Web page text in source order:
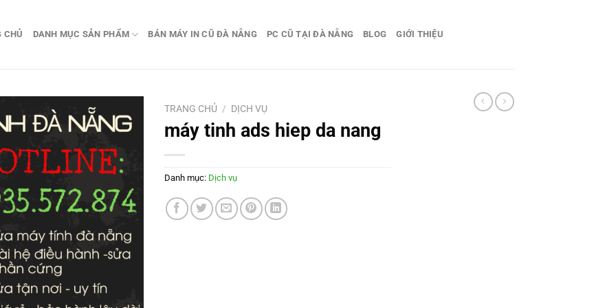
CHỦ DANH MỤC SẢN PHẨM BÁN MÁY IN CŨ ĐÀ NẴNG PC CŨ TẠI ĐÀ NẴNG BLOG GIỚI THIỆU
TRANG CHỦ / DỊCH VỤ
máy tinh ads hiep da nang
Danh mục: Dịch vụ